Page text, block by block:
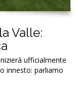
Valle:
ufficialmente
innesto: parliamo